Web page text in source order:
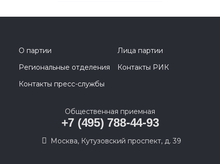
О партии
Лица партии
Региональные отделения
Контакты РИК
Контакты пресс-службы
Общественная приемная
+7 (495) 788-44-93
Москва, Кутузовский проспект, д. 39